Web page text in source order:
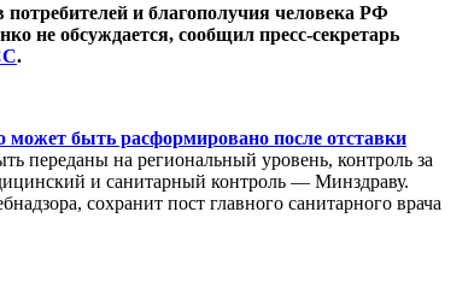
и благополучия человека РФ
не обсуждается, сообщил пресс-секретарь
.
может быть расформировано после отставки
переданы на региональный уровень, контроль за
и санитарный контроль — Минздраву.
сохранит пост главного санитарного врача